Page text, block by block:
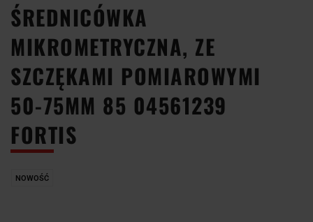
ŚREDNICÓWKA
MIKROMETRYCZNA, ZE
SZCZĘKAMI POMIAROWYMI
50-75MM 85 04561239
FORTIS
NOWOŚĆ